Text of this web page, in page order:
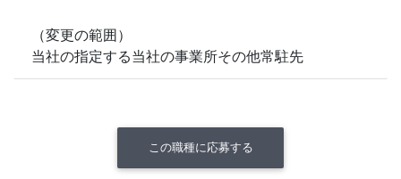
（変更の範囲）
当社の指定する当社の事業所その他常駐先
この職種に応募する